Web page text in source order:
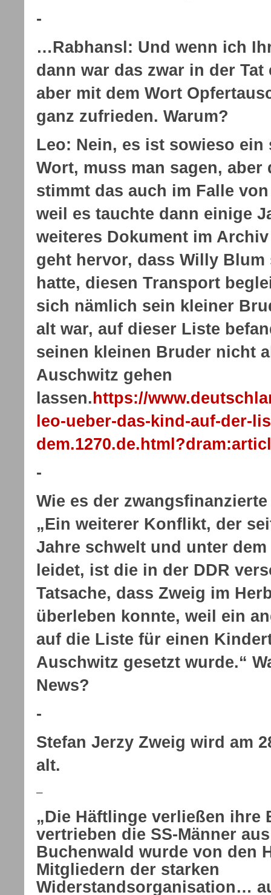
-
…Rabhansl: Und wenn ich
dann war das zwar in der Tat
aber mit dem Wort
ganz zufrieden. Warum?
Leo: Nein, es ist sowieso
Wort, muss man sagen, aber
stimmt das auch im Falle
weil es tauchte dann einige
weiteres Dokument im
geht hervor, dass Willy Blum
hatte, diesen Transport
sich nämlich sein kleiner
alt war, auf dieser Liste
seinen kleinen Bruder nicht
Auschwitz gehen
lassen. https://
leo-ueber-das-kind-auf-der-
-
Wie es der
„Ein weiterer Konflikt, der
Jahre schwelt und unter
leidet, ist die in der DDR
Tatsache, dass Zweig im
überleben konnte, weil ein
auf die Liste für einen
Auschwitz gesetzt wurde.“
News?
-
Stefan Jerzy Zweig wird am
alt.
–
„Die Häftlinge verließen ihre
vertrieben die SS-Männer
Buchenwald wurde von den
Mitgliedern der starken
Widerstandsorganisation…